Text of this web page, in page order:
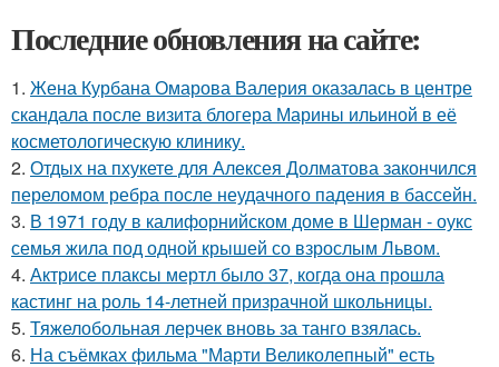
Последние обновления на сайте:
1. Жена Курбана Омарова Валерия оказалась в центре
скандала после визита блогера Марины ильиной в её
косметологическую клинику.
2. Отдых на пхукете для Алексея Долматова закончился
переломом ребра после неудачного падения в бассейн.
3. В 1971 году в калифорнийском доме в Шерман - оукс
семья жила под одной крышей со взрослым Львом.
4. Актрисе плаксы мертл было 37, когда она прошла
кастинг на роль 14-летней призрачной школьницы.
5. Тяжелобольная лерчек вновь за танго взялась.
6. На съёмках фильма "Марти Великолепный" есть